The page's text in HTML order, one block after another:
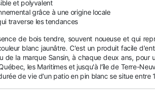
et polyvalent
grâce à une origine locale
traverse les tendances
de bois tendre, souvent noueuse et qui
blanc jaunâtre. C'est un produit facile
de la marque Sansin, à chaque deux ans,
les Maritimes et jusqu'à l'île de Terre-
de vie d'un patio en pin blanc se situe entre